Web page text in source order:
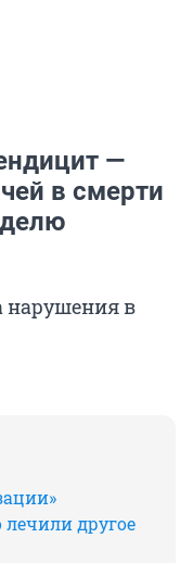
—
в смерти
нарушения в
другое